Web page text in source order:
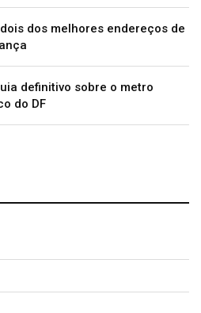
dos melhores endereços de
definitivo sobre o metro
do DF